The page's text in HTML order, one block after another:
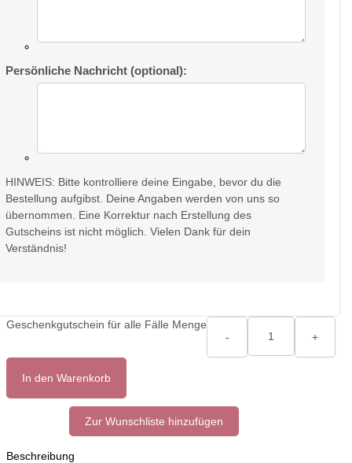
Persönliche Nachricht (optional):
HINWEIS: Bitte kontrolliere deine Eingabe, bevor du die
Bestellung aufgibst. Deine Angaben werden von uns so
übernommen. Eine Korrektur nach Erstellung des
Gutscheins ist nicht möglich. Vielen Dank für dein
Verständnis!
Geschenkgutschein für alle Fälle Menge
-
+
In den Warenkorb
Zur Wunschliste hinzufügen
Beschreibung